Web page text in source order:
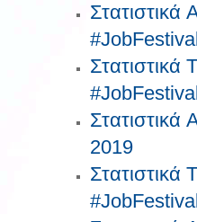
Στατιστικά
2019
Στατιστικά